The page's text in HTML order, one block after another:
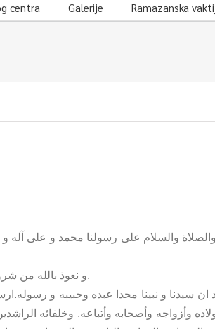
centra Galerije Ramazanska
والصلاة والسلام على رسولنا محمد و على
و نعوذ بالله من شرور انفسنا و من سيئات اعمالنا. من يهد الله فلا مضل له و من يضلل فلا هادي له.
ان سيدنا و نبينا محدا عبده وحبيبه و
وأزواجه وأصحابه وأتباعه. وخلفائه